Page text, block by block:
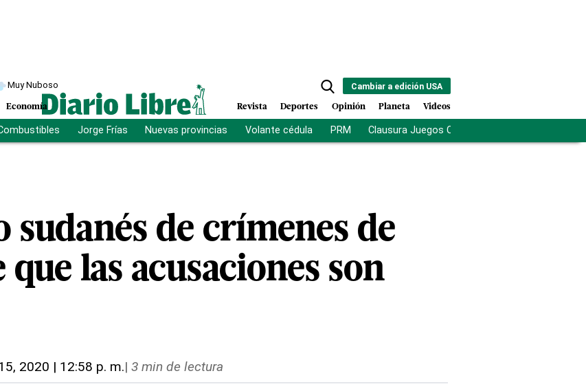
Muy Nuboso
Economía
Cambiar a edición USA
Revista Deportes Opinión Planeta Videos
Jorge Frías Nuevas provincias Volante cédula PRM Clausura Juegos Centroamericanos
sudanés de crímenes de
las acusaciones son
2020 | 12:58 p. m.| 3 min de lectura